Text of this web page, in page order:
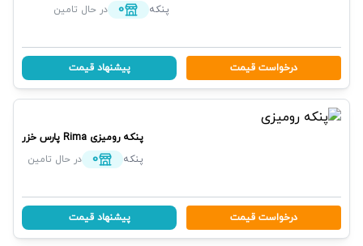
پنکه
0 در حال تامین
درخواست قیمت پیشنهاد قیمت
پنکه رومیزی Rima پارس خزر
پنکه
0 در حال تامین
درخواست قیمت پیشنهاد قیمت